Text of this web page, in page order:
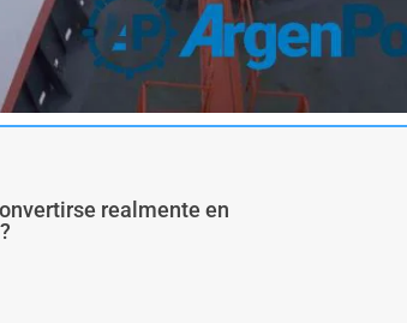
realmente en